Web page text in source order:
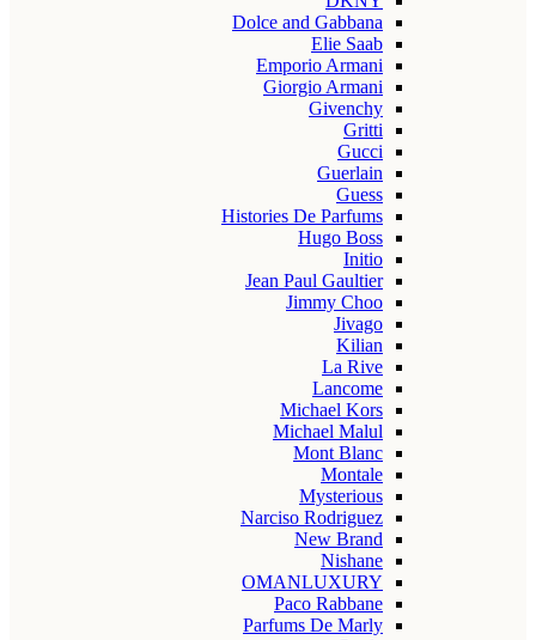
Dolce and Gabbana
Elie Saab
Emporio Armani
Giorgio Armani
Givenchy
Gritti
Gucci
Guerlain
Guess
Histories De Parfums
Hugo Boss
Initio
Jean Paul Gaultier
Jimmy Choo
Jivago
Kilian
La Rive
Lancome
Michael Kors
Michael Malul
Mont Blanc
Montale
Mysterious
Narciso Rodriguez
New Brand
Nishane
OMANLUXURY
Paco Rabbane
Parfums De Marly